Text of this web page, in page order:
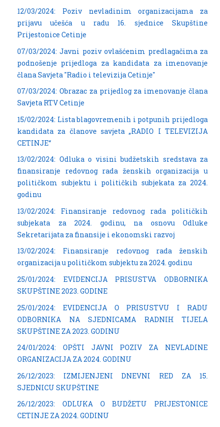
12/03/2024: Poziv nevladinim organizacijama za
prijavu učešća u radu 16. sjednice Skupštine
Prijestonice Cetinje
07/03/2024: Javni poziv ovlašćenim predlagačima za
podnošenje prijedloga za kandidata za imenovanje
člana Savjeta "Radio i televizija Cetinje"
07/03/2024: Obrazac za prijedlog za imenovanje člana
Savjeta RTV Cetinje
15/02/2024: Lista blagovremenih i potpunih prijedloga
kandidata za članove savjeta „RADIO I TELEVIZIJA
CETINJE“
13/02/2024: Odluka o visini budžetskih sredstava za
finansiranje redovnog rada ženskih organizacija u
političkom subjektu i političkih subjekata za 2024.
godinu
13/02/2024: Finansiranje redovnog rada političkih
subjekata za 2024. godinu, na osnovu Odluke
Sekretarijata za finansije i ekonomski razvoj
13/02/2024: Finansiranje redovnog rada ženskih
organizacija u političkom subjektu za 2024. godinu
25/01/2024: EVIDENCIJA PRISUSTVA ODBORNIKA
SKUPŠTINE 2023. GODINE
25/01/2024: EVIDENCIJA O PRISUSTVU I RADU
ODBORNIKA NA SJEDNICAMA RADNIH TIJELA
SKUPŠTINE ZA 2023. GODINU
24/01/2024: OPŠTI JAVNI POZIV ZA NEVLADINE
ORGANIZACIJA ZA 2024. GODINU
26/12/2023: IZMIJENJENI DNEVNI RED ZA 15.
SJEDNICU SKUPŠTINE
26/12/2023: ODLUKA O BUDŽETU PRIJESTONICE
CETINJE ZA 2024. GODINU